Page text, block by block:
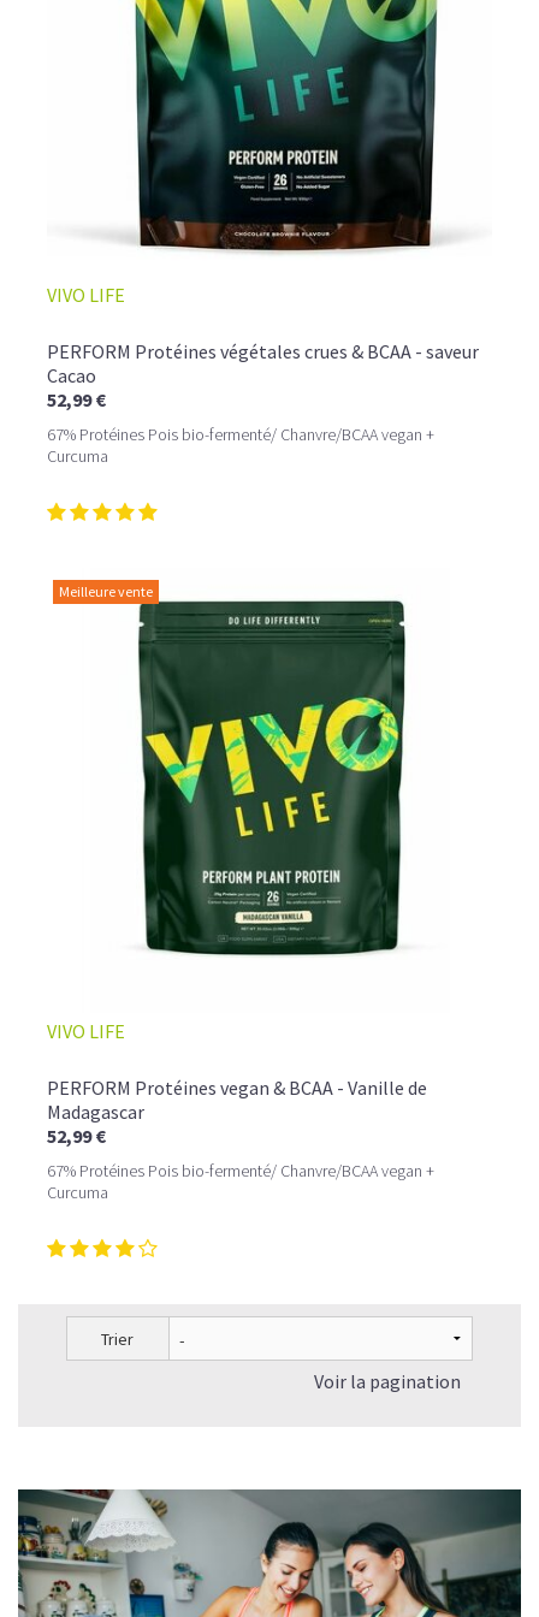
☕ LATTE MACCHIATO GLACÉ
L’ÉQUILIBRE PARFAIT ENTRE DOUCEUR ET INTENSITÉ
Un café riche avec un soupçon de caramel pour un
moment de pure détente… ou de concentration avant le
prochain défi.
Une énergie immédiate et stable, sans pic de glycémie,
qui vous accompagne toute la matinée et un allié parfait
après l’entraînement.
Pour ceux qui veulent retrouver le plaisir d’un vrai café
glacé, sans se sentir lourd ni affamé.
🍯 CAFÉ FRAPPÉ AU CARAMEL PROTÉINÉ
LE PLAISIR D’UN DESSERT GLACÉ, SANS LE SUCRE EN
TROP
VIVO LIFE
PERFORM Protéines végétales crues & BCAA - saveur
Cacao
52,99 €
67% Protéines Pois bio-fermenté/ Chanvre/BCAA vegan +
Curcuma
Meilleure vente
VIVO LIFE
PERFORM Protéines vegan & BCAA - Vanille de
Madagascar
52,99 €
67% Protéines Pois bio-fermenté/ Chanvre/BCAA vegan +
Curcuma
Trier
Voir la pagination